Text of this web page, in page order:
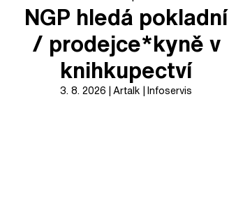
NGP hledá pokladní
/ prodejce*kyně v
knihkupectví
3. 8. 2026 Artalk Infoservis